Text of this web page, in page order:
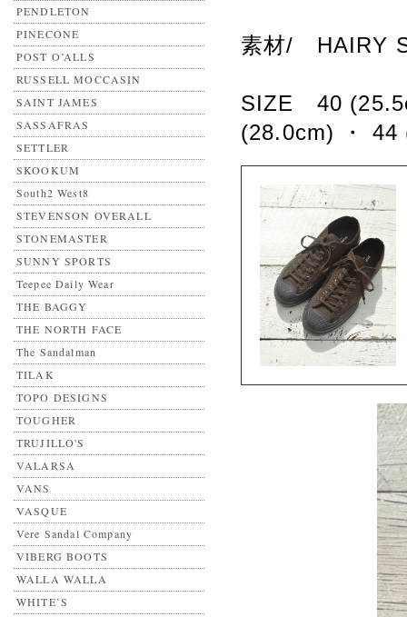
PENDLETON
PINECONE
POST O’ALLS
RUSSELL MOCCASIN
SAINT JAMES
SASSAFRAS
SETTLER
SKOOKUM
South2 West8
STEVENSON OVERALL
STONEMASTER
SUNNY SPORTS
Teepee Daily Wear
THE BAGGY
THE NORTH FACE
The Sandalman
TILAK
TOPO DESIGNS
TOUGHER
TRUJILLO'S
VALARSA
VANS
VASQUE
Vere Sandal Company
VIBERG BOOTS
WALLA WALLA
WHITE’S
素材/ HAIRY
SIZE 40
(28.0cm) ・ 44